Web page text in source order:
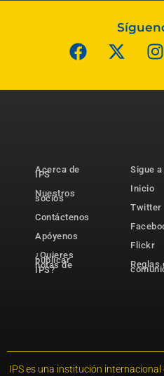
Acerca de
IPS
Nuestros
socios
Contáctenos
Apóyenos
¿Quieres
publicar
notas de
IPS?
Sigue a
Inicio
Twitter
Flickr
Reglas
IPS es una institución